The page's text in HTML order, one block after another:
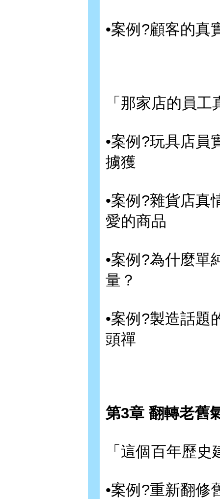
•案例?顧客的真
「那家店的員
•案例?玩具店員
擄獲
•案例?雜貨店真
愛的商品
•案例?為什麼單
量？
•案例?製造話題
頭禪
第3章 翻轉老舊
「這個百年歷
•案例?重新翻修